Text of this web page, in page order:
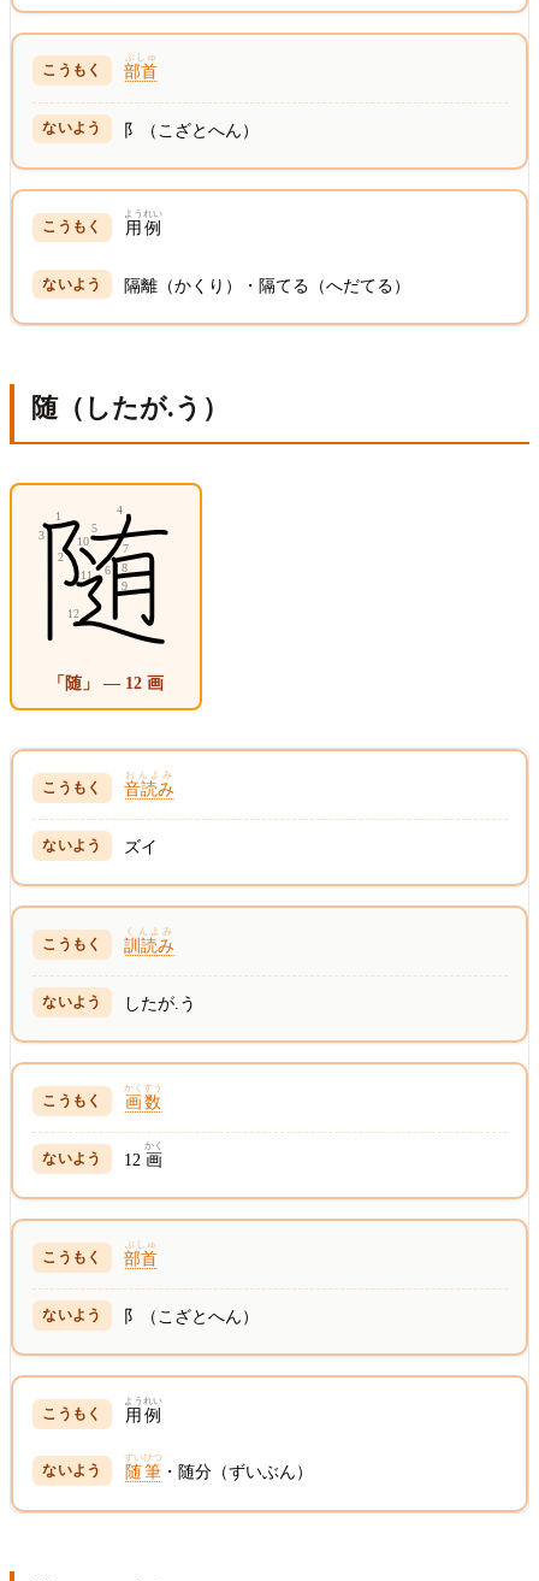
部首
ぶしゅ
阝（こざとへん）
用例
ようれい
隔離（かくり）・隔てる（へだてる）
随（したが.う）
「随」 — 12 画
音読み
おんよみ
ズイ
訓読み
くんよみ
したが.う
画数
かくすう
12 画
かく
部首
ぶしゅ
阝（こざとへん）
用例
ようれい
随筆
ずいひつ
・随分（ずいぶん）